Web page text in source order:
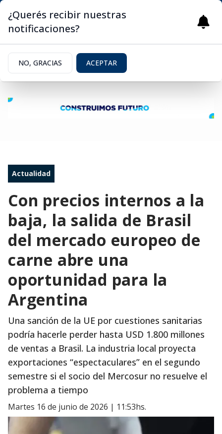
Actualidad
Con precios internos a la
baja, la salida de Brasil
del mercado europeo de
carne abre una
oportunidad para la
Argentina
Una sanción de la UE por cuestiones sanitarias
podría hacerle perder hasta USD 1.800 millones
de ventas a Brasil. La industria local proyecta
exportaciones “espectaculares” en el segundo
semestre si el socio del Mercosur no resuelve el
problema a tiempo
martes 16 de junio de 2026 | 11:53hs.
¿Querés recibir nuestras
notificaciones?
NO, GRACIAS ACEPTAR